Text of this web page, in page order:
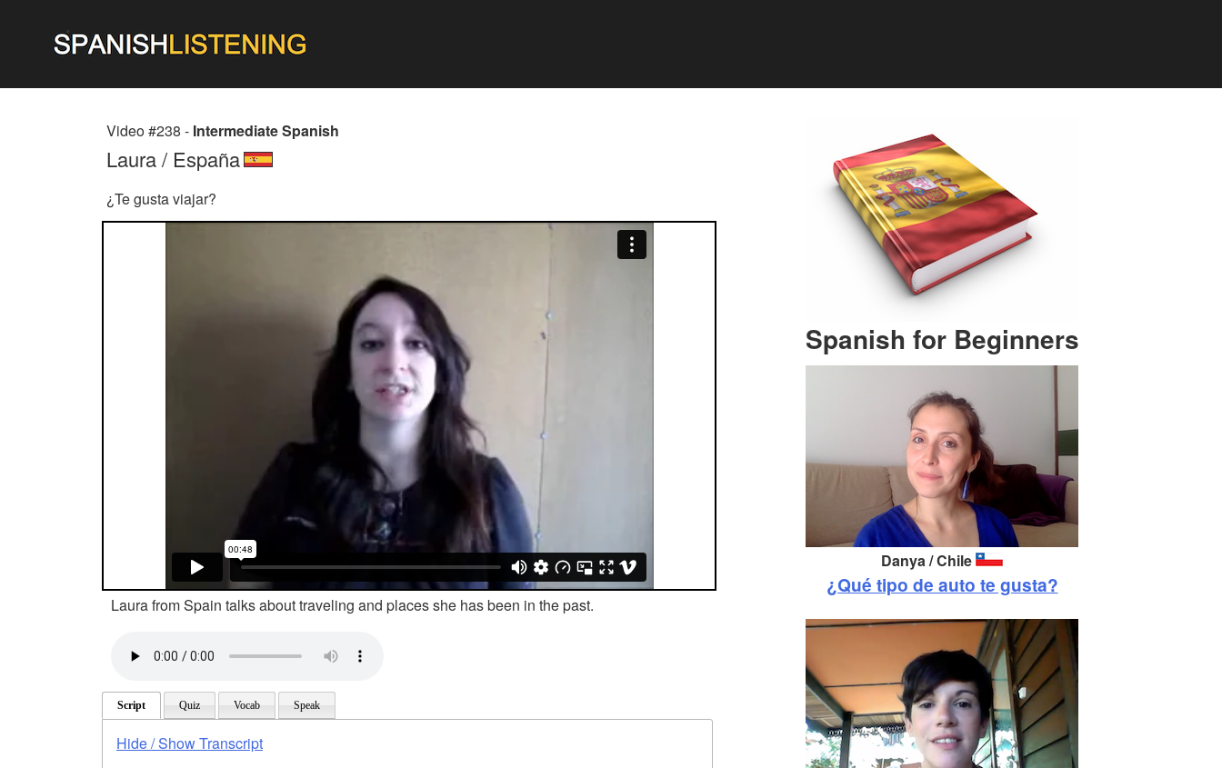
Video #238 - Intermediate Spanish
Laura / España
¿Te gusta viajar?
Laura from Spain talks about traveling and places she has been in the past.
Script Quiz Vocab Speak
Hide / Show Transcript
Spanish for Beginners
Danya / Chile
¿Qué tipo de auto te gusta?